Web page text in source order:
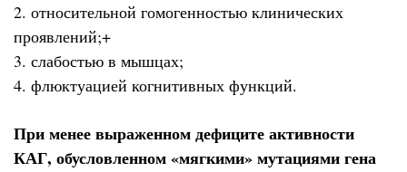
2. относительной гомогенностью клинических
проявлений;+
3. слабостью в мышцах;
4. флюктуацией когнитивных функций.
При менее выраженном дефиците активности
КАГ, обусловленном «мягкими» мутациями гена